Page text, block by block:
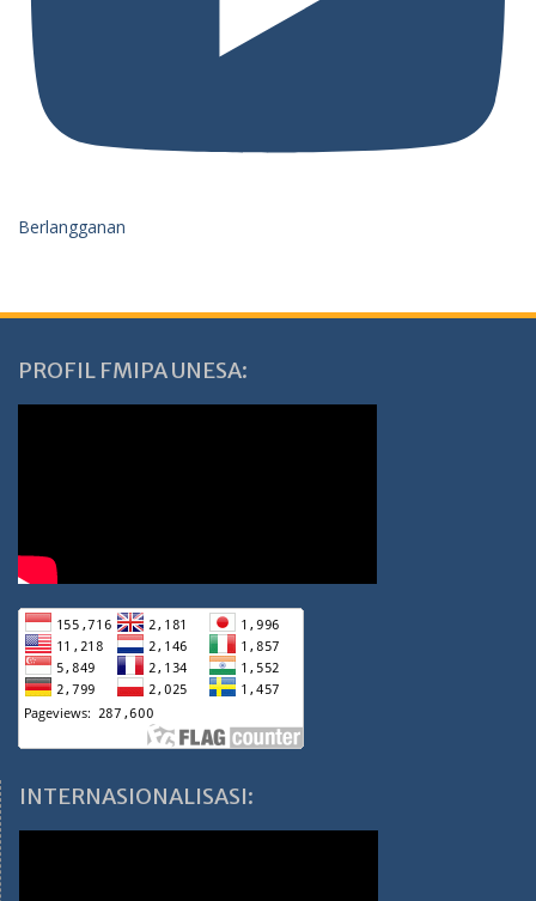
Berlangganan
PROFIL FMIPA UNESA:
INTERNASIONALISASI: